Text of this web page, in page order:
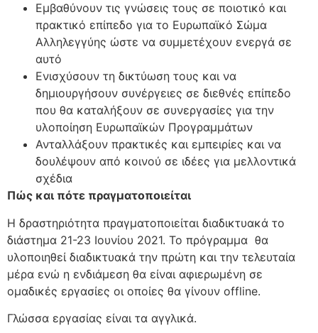
Εμβαθύνουν τις γνώσεις τους σε ποιοτικό και
πρακτικό επίπεδο για το Ευρωπαϊκό Σώμα
Αλληλεγγύης ώστε να συμμετέχουν ενεργά σε
αυτό
Ενισχύσουν τη δικτύωση τους και να
δημιουργήσουν συνέργειες σε διεθνές επίπεδο
που θα καταλήξουν σε συνεργασίες για την
υλοποίηση Ευρωπαϊκών Προγραμμάτων
Ανταλλάξουν πρακτικές και εμπειρίες και να
δουλέψουν από κοινού σε ιδέες για μελλοντικά
σχέδια
Πώς και πότε πραγματοποιείται
Η δραστηριότητα πραγματοποιείται διαδικτυακά το
διάστημα 21-23 Ιουνίου 2021. Το πρόγραμμα θα
υλοποιηθεί διαδικτυακά την πρώτη και την τελευταία
μέρα ενώ η ενδιάμεση θα είναι αφιερωμένη σε
ομαδικές εργασίες οι οποίες θα γίνουν offline.
Γλώσσα εργασίας είναι τα αγγλικά.